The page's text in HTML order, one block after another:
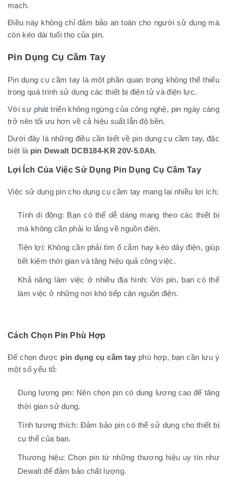
mạch.
Điều này không chỉ đảm bảo an toàn cho người sử dụng mà
còn kéo dài tuổi thọ của pin.
Pin Dụng Cụ Cầm Tay
Pin dụng cụ cầm tay là một phần quan trọng không thể thiếu
trong quá trình sử dụng các thiết bị điện tử và điện lực.
Với sự phát triển không ngừng của công nghệ, pin ngày càng
trở nên tối ưu hơn về cả hiệu suất lẫn độ bền.
Dưới đây là những điều cần biết về pin dụng cụ cầm tay, đặc
biệt là pin Dewalt DCB184-KR 20V-5.0Ah.
Lợi Ích Của Việc Sử Dụng Pin Dụng Cụ Cầm Tay
Việc sử dụng pin cho dụng cụ cầm tay mang lại nhiều lợi ích:
Tính di động: Bạn có thể dễ dàng mang theo các thiết bị
mà không cần phải lo lắng về nguồn điện.
Tiện lợi: Không cần phải tìm ổ cắm hay kéo dây điện, giúp
tiết kiệm thời gian và tăng hiệu quả công việc.
Khả năng làm việc ở nhiều địa hình: Với pin, bạn có thể
làm việc ở những nơi khó tiếp cận nguồn điện.
Cách Chọn Pin Phù Hợp
Để chọn được pin dụng cụ cầm tay phù hợp, bạn cần lưu ý
một số yếu tố:
Dung lượng pin: Nên chọn pin có dung lượng cao để tăng
thời gian sử dụng.
Tính tương thích: Đảm bảo pin có thể sử dụng cho thiết bị
cụ thể của bạn.
Thương hiệu: Chọn pin từ những thương hiệu uy tín như
Dewalt để đảm bảo chất lượng.